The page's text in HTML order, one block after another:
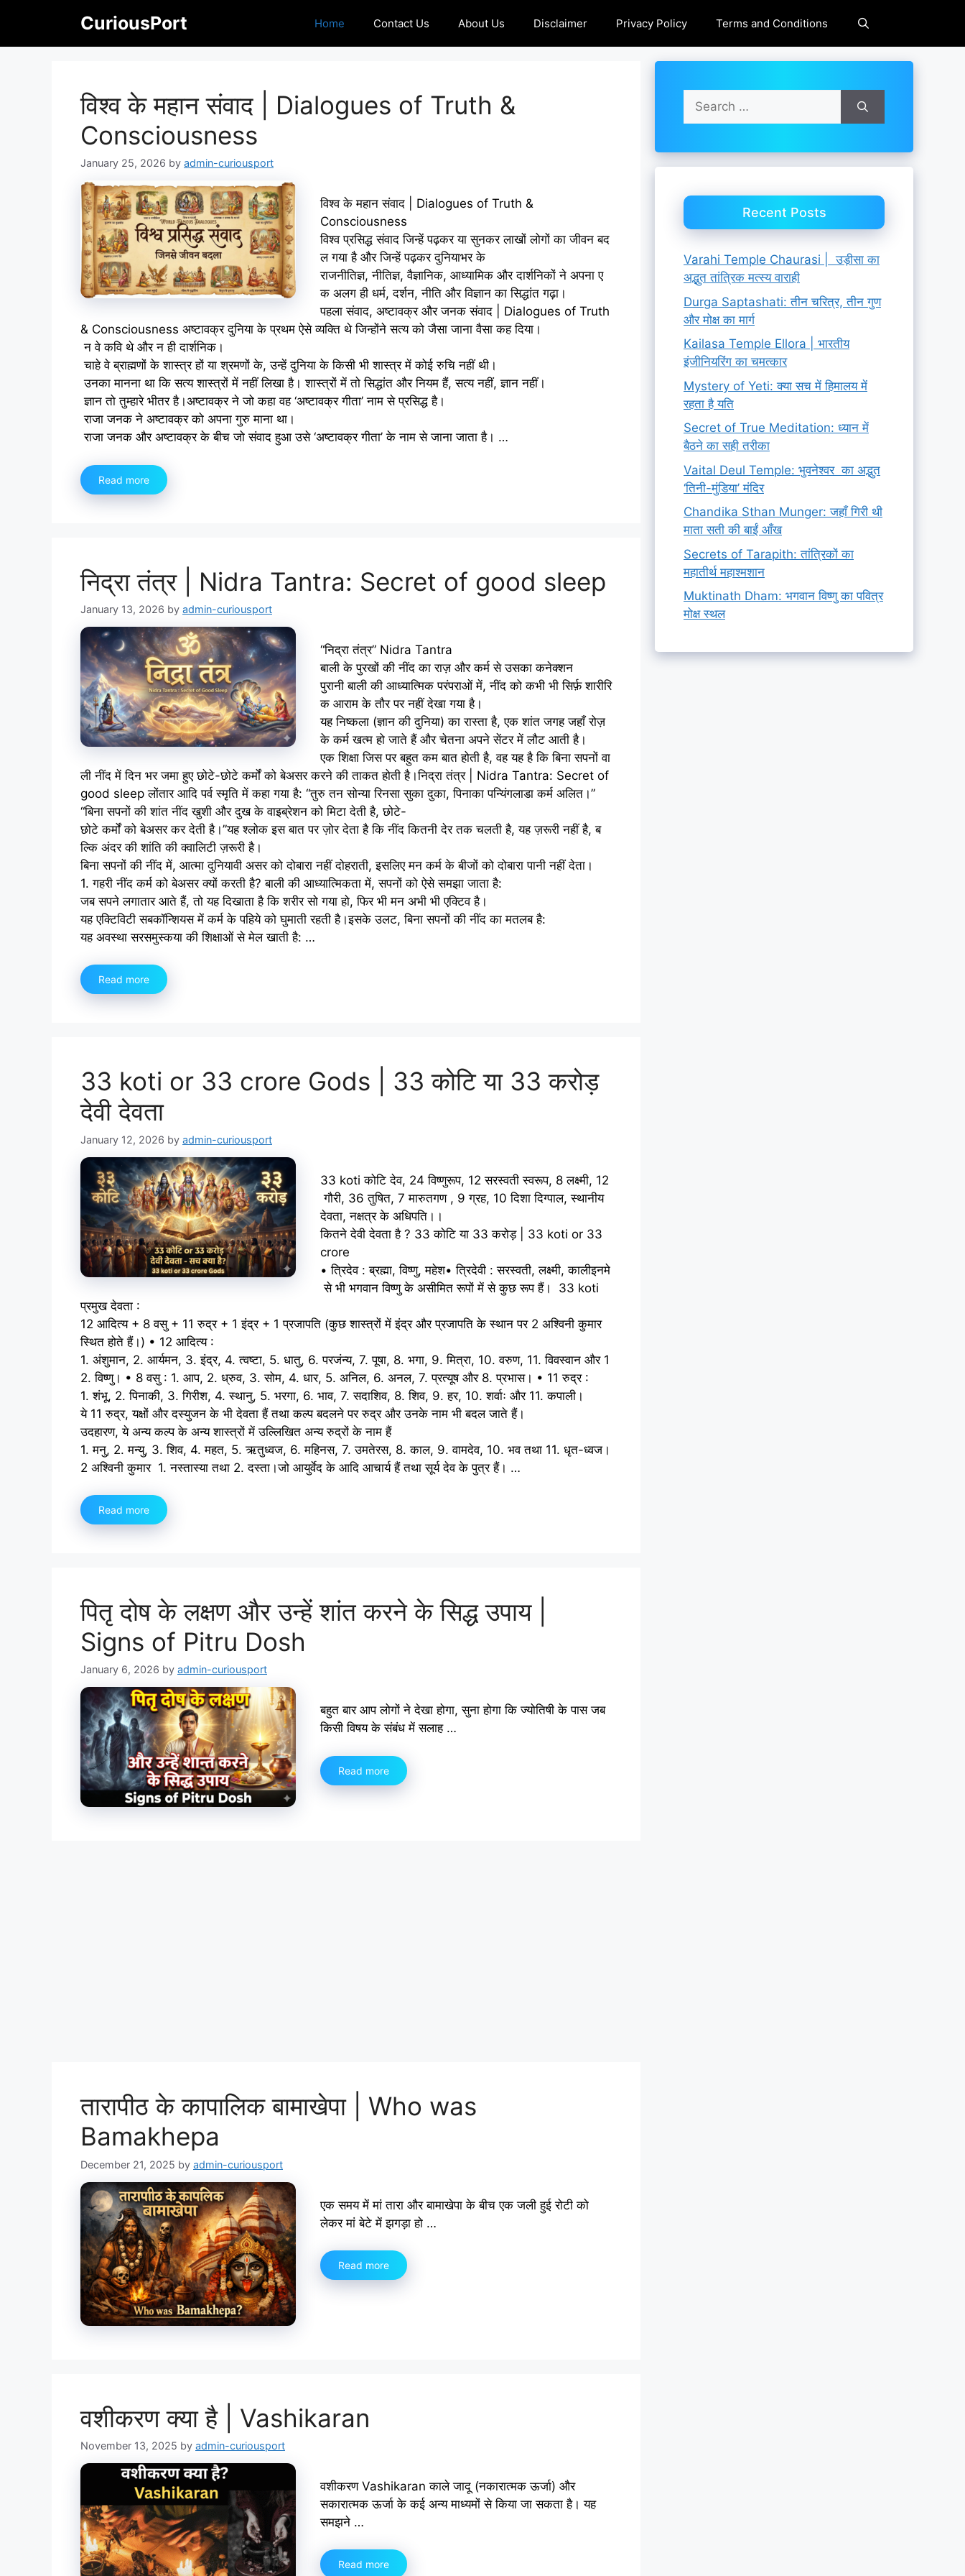
content
CuriousPort Home Contact Us About Us Disclaimer Privacy Policy Terms and Conditions
विश्व के महान संवाद | Dialogues of Truth &
Consciousness
January 25, 2026 by admin-curiousport
विश्व के महान संवाद | Dialogues of Truth &
Consciousness
विश्‍व प्रसिद्ध संवाद जिन्हें पढ़कर या सुनकर लाखों लोगों का जीवन बद
ल गया है और जिन्हें पढ़कर दुनियाभर के
राजनीतिज्ञ, नीतिज्ञ, वैज्ञानिक, आध्यामिक और दार्शनिकों ने अपना ए
क अलग ही धर्म, दर्शन, नीति और विज्ञान का सिद्धांत गढ़ा।
पहला संवाद, अष्टावक्र और जनक संवाद | Dialogues of Truth
& Consciousness अष्टावक्र दुनिया के प्रथम ऐसे व्यक्ति थे जिन्होंने सत्य को जैसा जाना वैसा कह दिया।
न वे कवि थे और न ही दार्शनिक।
चाहे वे ब्राह्मणों के शास्त्र हों या श्रमणों के, उन्हें दुनिया के किसी भी शास्त्र में कोई रुचि नहीं थी।
उनका मानना था कि सत्य शास्त्रों में नहीं लिखा है। शास्त्रों में तो सिद्धांत और नियम हैं, सत्य नहीं, ज्ञान नहीं।
ज्ञान तो तुम्हारे भीतर है।अष्टावक्र ने जो कहा वह ‘अष्टावक्र गीता’ नाम से प्रसिद्ध है।
राजा जनक ने अष्टावक्र को अपना गुरु माना था।
राजा जनक और अष्टावक्र के बीच जो संवाद हुआ उसे ‘अष्टावक्र गीता’ के नाम से जाना जाता है। …
Read more
निद्रा तंत्र | Nidra Tantra: Secret of good sleep
January 13, 2026 by admin-curiousport
“निद्रा तंत्र” Nidra Tantra
बाली के पुरखों की नींद का राज़ और कर्म से उसका कनेक्शन
पुरानी बाली की आध्यात्मिक परंपराओं में, नींद को कभी भी सिर्फ़ शारीरि
क आराम के तौर पर नहीं देखा गया है।
यह निष्कला (ज्ञान की दुनिया) का रास्ता है, एक शांत जगह जहाँ रोज़
के कर्म खत्म हो जाते हैं और चेतना अपने सेंटर में लौट आती है।
एक शिक्षा जिस पर बहुत कम बात होती है, वह यह है कि बिना सपनों वा
ली नींद में दिन भर जमा हुए छोटे-छोटे कर्मों को बेअसर करने की ताकत होती है।निद्रा तंत्र | Nidra Tantra: Secret of
good sleep लोंतार आदि पर्व स्मृति में कहा गया है: “तुरु तन सोन्या रिनसा सुका दुका, पिनाका पन्यिंगलाडा कर्म अलित।”
“बिना सपनों की शांत नींद खुशी और दुख के वाइब्रेशन को मिटा देती है, छोटे-
छोटे कर्मों को बेअसर कर देती है।”यह श्लोक इस बात पर ज़ोर देता है कि नींद कितनी देर तक चलती है, यह ज़रूरी नहीं है, ब
ल्कि अंदर की शांति की क्वालिटी ज़रूरी है।
बिना सपनों की नींद में, आत्मा दुनियावी असर को दोबारा नहीं दोहराती, इसलिए मन कर्म के बीजों को दोबारा पानी नहीं देता।
1. गहरी नींद कर्म को बेअसर क्यों करती है? बाली की आध्यात्मिकता में, सपनों को ऐसे समझा जाता है:
जब सपने लगातार आते हैं, तो यह दिखाता है कि शरीर सो गया हो, फिर भी मन अभी भी एक्टिव है।
यह एक्टिविटी सबकॉन्शियस में कर्म के पहिये को घुमाती रहती है।इसके उलट, बिना सपनों की नींद का मतलब है:
यह अवस्था सरसमुस्कया की शिक्षाओं से मेल खाती है: …
Read more
33 koti or 33 crore Gods | 33 कोटि या 33 करोड़
देवी देवता
January 12, 2026 by admin-curiousport
33 koti कोटि देव, 24 विष्णुरूप, 12 सरस्वती स्वरूप, 8 लक्ष्मी, 12
गौरी, 36 तुषित, 7 मारुतगण , 9 ग्रह, 10 दिशा दिग्पाल, स्थानीय
देवता, नक्षत्र के अधिपति।।
कितने देवी देवता है ? 33 कोटि या 33 करोड़ | 33 koti or 33
crore
• त्रिदेव : ब्रह्मा, विष्णु, महेश• त्रिदेवी : सरस्वती, लक्ष्मी, कालीइनमे
से भी भगवान विष्णु के असीमित रूपों में से कुछ रूप हैं। 33 koti
प्रमुख देवता :
12 आदित्य + 8 वसु + 11 रुद्र + 1 इंद्र + 1 प्रजापति (कुछ शास्त्रों में इंद्र और प्रजापति के स्थान पर 2 अश्विनी कुमार
स्थित होते हैं।) • 12 आदित्य :
1. अंशुमान, 2. आर्यमन, 3. इंद्र, 4. त्वष्टा, 5. धातु, 6. परजंन्य, 7. पूषा, 8. भगा, 9. मित्रा, 10. वरुण, 11. विवस्वान और 1
2. विष्णु। • 8 वसु : 1. आप, 2. ध्रुव, 3. सोम, 4. धार, 5. अनिल, 6. अनल, 7. प्रत्यूष और 8. प्रभास। • 11 रुद्र :
1. शंभू, 2. पिनाकी, 3. गिरीश, 4. स्थानु, 5. भरगा, 6. भाव, 7. सदाशिव, 8. शिव, 9. हर, 10. शर्वाः और 11. कपाली।
ये 11 रुद्र, यक्षों और दस्युजन के भी देवता हैं तथा कल्प बदलने पर रुद्र और उनके नाम भी बदल जाते हैं।
उदहारण, ये अन्य कल्प के अन्य शास्त्रों में उल्लिखित अन्य रुद्रों के नाम हैं
1. मनु, 2. मन्यु, 3. शिव, 4. महत, 5. ऋतुध्वज, 6. महिनस, 7. उमतेरस, 8. काल, 9. वामदेव, 10. भव तथा 11. धृत-ध्वज।
2 अश्विनी कुमार 1. नस्तास्या तथा 2. दस्ता।जो आयुर्वेद के आदि आचार्य हैं तथा सूर्य देव के पुत्र हैं। …
Read more
पितृ दोष के लक्षण और उन्हें शांत करने के सिद्ध उपाय |
Signs of Pitru Dosh
January 6, 2026 by admin-curiousport
बहुत बार आप लोगों ने देखा होगा, सुना होगा कि ज्‍योतिषी के पास जब
किसी विषय के संबंध में सलाह …
Read more
तारापीठ के कापालिक बामाखेपा | Who was
Bamakhepa
December 21, 2025 by admin-curiousport
एक समय में मां तारा और बामाखेपा के बीच एक जली हुई रोटी को
लेकर मां बेटे में झगड़ा हो …
Read more
वशीकरण क्या है | Vashikaran
November 13, 2025 by admin-curiousport
वशीकरण Vashikaran काले जादू (नकारात्मक ऊर्जा) और
सकारात्मक ऊर्जा के कई अन्य माध्यमों से किया जा सकता है। यह
समझने …
Read more
Search
for:
Recent Posts
Varahi Temple Chaurasi | उड़ीसा का
अद्भुत तांत्रिक मत्स्य वाराही
Durga Saptashati: तीन चरित्र, तीन गुण
और मोक्ष का मार्ग
Kailasa Temple Ellora | भारतीय
इंजीनियरिंग का चमत्कार
Mystery of Yeti: क्या सच में हिमालय में
रहता है यति
Secret of True Meditation: ध्यान में
बैठने का सही तरीका
Vaital Deul Temple: भुवनेश्वर का अद्भुत
‘तिनी-मुंडिया’ मंदिर
Chandika Sthan Munger: जहाँ गिरी थी
माता सती की बाईं आँख
Secrets of Tarapith: तांत्रिकों का
महातीर्थ महाश्मशान
Muktinath Dham: भगवान विष्णु का पवित्र
मोक्ष स्थल